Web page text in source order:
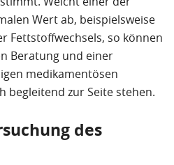
Wert ab, beispielsweise
Fettstoffwechsels, so können
Beratung und einer
medikamentösen
begleitend zur Seite stehen.
des